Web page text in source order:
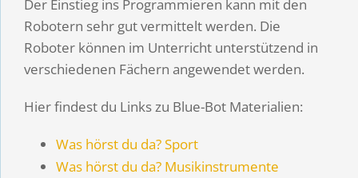
Der Einstieg ins Programmieren kann mit den
Robotern sehr gut vermittelt werden. Die
Roboter können im Unterricht unterstützend in
verschiedenen Fächern angewendet werden.
Hier findest du Links zu Blue-Bot Materialien:
Was hörst du da? Sport
Was hörst du da? Musikinstrumente